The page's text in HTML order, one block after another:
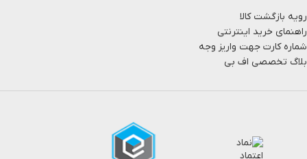
رویه بازگشت کالا
راهنمای خرید اینترنتی
شماره کارت جهت واریز وجه
بلاگ تخصصی اف بی